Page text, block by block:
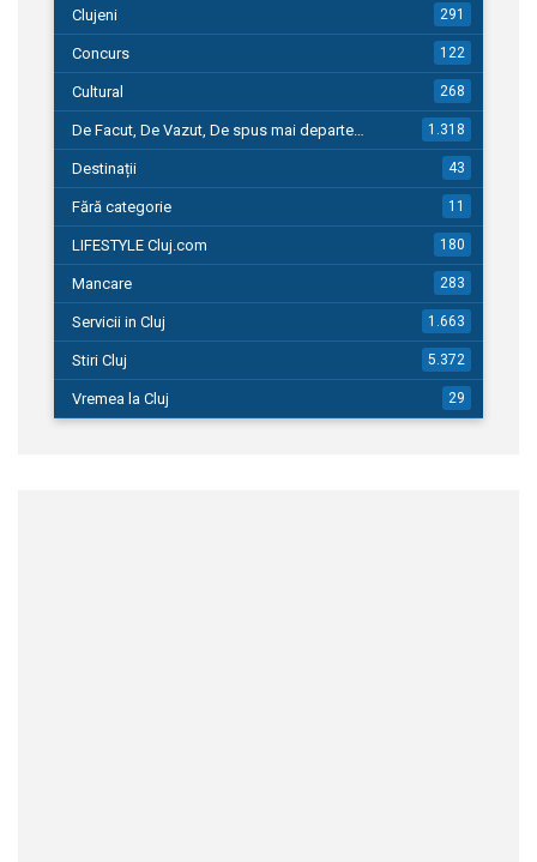
Clujeni 291
Concurs 122
Cultural 268
De Facut, De Vazut, De spus mai departe… 1.318
Destinații 43
Fără categorie 11
LIFESTYLE Cluj.com 180
Mancare 283
Servicii in Cluj 1.663
Stiri Cluj 5.372
Vremea la Cluj 29